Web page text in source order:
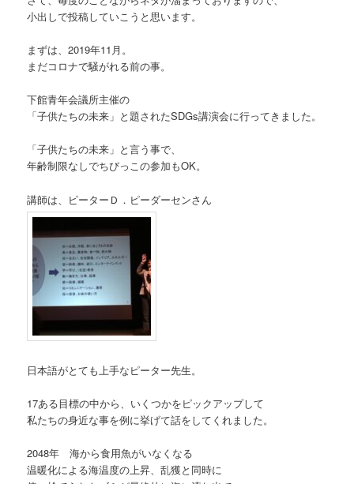
小出しで投稿していこうと思います。
まずは、2019年11月。
まだコロナで騒がれる前の事。
下館青年会議所主催の
「子供たちの未来」と題されたSDGs講演会に行ってきました。
「子供たちの未来」と言う事で、
年齢制限なしでちびっこの参加もOK。
講師は、ピーターＤ．ピーダーセンさん
日本語がとても上手なピーター先生。
17ある目標の中から、いくつかをピックアップして
私たちの身近な事を例に挙げて話をしてくれました。
2048年 海から食用魚がいなくなる
温暖化による海温度の上昇、乱獲と同時に